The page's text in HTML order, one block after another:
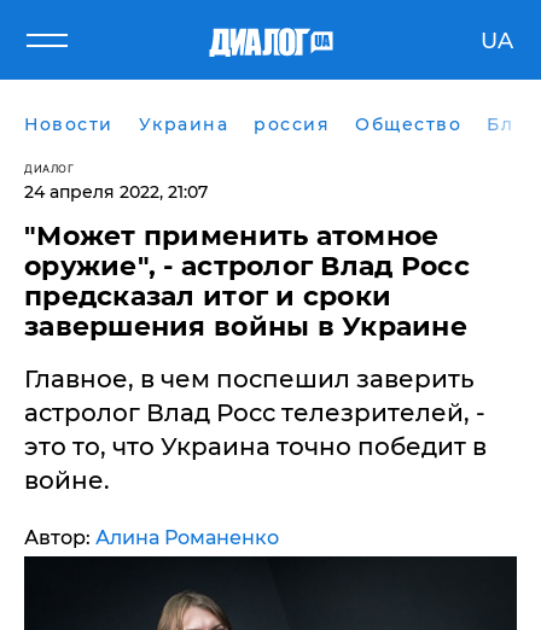
UA
Новости Украина россия Общество
ДИАЛОГ
24 апреля 2022, 21:07
"Может применить атомное
оружие", - астролог Влад Росс
предсказал итог и сроки
завершения войны в Украине
Главное, в чем поспешил заверить
астролог Влад Росс телезрителей, -
это то, что Украина точно победит в
войне.
Автор: Алина Романенко